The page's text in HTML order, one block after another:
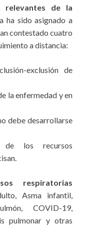
relevantes de la
ha sido asignado a
contestado cuatro
a distancia:
exclusión de
la enfermedad y en
debe desarrollarse
de los recursos
respiratorias
Asma infantil,
COVID-19,
pulmonar y otras